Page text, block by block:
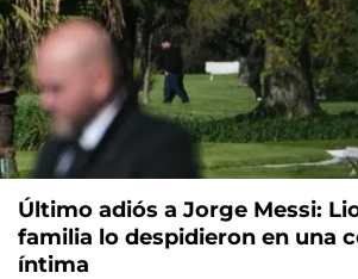
Último adiós a Jorge Messi:
familia lo despidieron en una
íntima